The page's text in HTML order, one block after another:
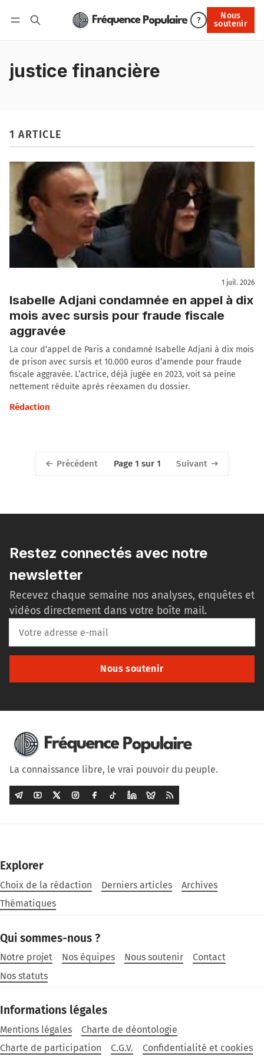
?
Nous
soutenir
Nous soutenir
justice financière
1 ARTICLE
1 juil. 2026
Isabelle Adjani condamnée en appel à dix
mois avec sursis pour fraude fiscale
aggravée
La cour d’appel de Paris a condamné Isabelle Adjani à dix mois
de prison avec sursis et 10.000 euros d’amende pour fraude
fiscale aggravée. L’actrice, déjà jugée en 2023, voit sa peine
nettement réduite après réexamen du dossier.
Rédaction
Précédent Page 1 sur 1 Suivant
Restez connectés avec notre
newsletter
Recevez chaque semaine nos analyses, enquêtes et
vidéos directement dans votre boîte mail.
Nous soutenir
La connaissance libre, le vrai pouvoir du peuple.
Explorer
Choix de la rédaction Derniers articles
Archives
Thématiques
Qui sommes-nous ?
Notre projet Nos équipes Nous soutenir
Contact
Nos statuts
Informations légales
Mentions légales
Charte de déontologie
Charte de participation
C.G.V. Confidentialité et cookies